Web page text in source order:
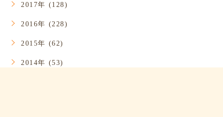
2017年 (128)
2016年 (228)
2015年 (62)
2014年 (53)